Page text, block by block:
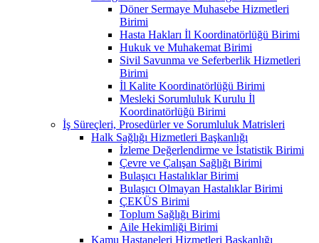
Döner Sermaye Muhasebe Hizmetleri
Birimi
Hasta Hakları İl Koordinatörlüğü Birimi
Hukuk ve Muhakemat Birimi
Sivil Savunma ve Seferberlik Hizmetleri
Birimi
İl Kalite Koordinatörlüğü Birimi
Mesleki Sorumluluk Kurulu İl
Koordinatörlüğü Birimi
İş Süreçleri, Prosedürler ve Sorumluluk Matrisleri
Halk Sağlığı Hizmetleri Başkanlığı
İzleme Değerlendirme ve İstatistik Birimi
Çevre ve Çalışan Sağlığı Birimi
Bulaşıcı Hastalıklar Birimi
Bulaşıcı Olmayan Hastalıklar Birimi
ÇEKÜS Birimi
Toplum Sağlığı Birimi
Aile Hekimliği Birimi
Kamu Hastaneleri Hizmetleri Başkanlığı